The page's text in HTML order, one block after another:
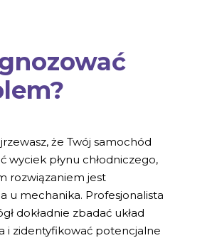
że Twój samochód
wyciek płynu chłodniczego,
rozwiązaniem jest
u mechanika. Profesjonalista
dokładnie zbadać układ
i zidentyfikować potencjalne